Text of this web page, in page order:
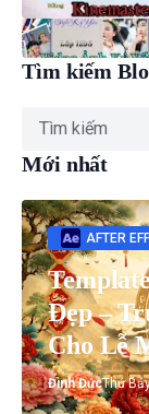
Tìm kiếm
Mới nhất
AFTER
Đẹp –
Cho Lễ
Đình ĐứcThứ